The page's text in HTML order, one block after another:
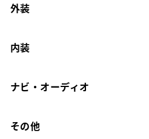
外装
内装
ナビ・オーディオ
その他